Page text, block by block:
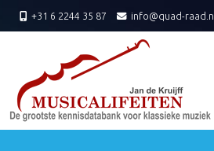
+31 6 2244 35 87 info@quad-raad.nl